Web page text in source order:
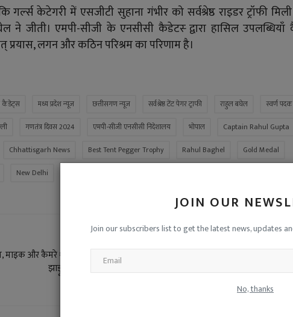
JOIN OUR
Join our subscribers list to get the latest news, updates
No, thanks
गर्ल्स केटेगरी में एसजीटी सुहाना गंभीर को सर्वश्रेष्ठ राइडर ट्रॉफी
ने जीती। एमपी-सीजी के एनसीसी कैडेटस्‍ द्वारा हासिल
प्रयास, लगन और कठिन परिश्रम का परिणाम है।
कैडेट्स मध्य प्रदेश न्यूज छत्तीसगण न्यूज सर्वश्रेष्ठ टेंट पेगर ट्राफी राहुल बघेल
स्वर्ण पदक
गणतंत्र दिवस 2024 एमपी-सीजी एनसीसी निदेशालय भोपाल Captain Rahul Gupta
Chhattisgarh News Best Tent Pegger Trophy Rahul Baghel
Gold Medal
New Delhi
PREVIOUS ARTICLE
और कैमरे थाने वाले हाथों ने थामी
झाड़ू और कर दी रतलाम...
NEXT ARTICLE